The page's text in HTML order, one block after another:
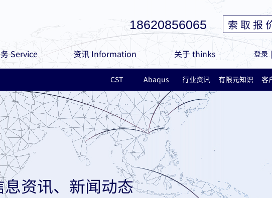
18620856065
登录 |
索 取 报
Service 资讯 Information 关于 thinks
资讯、新闻动态
CST Abaqus 行业资讯 有限元知识 客